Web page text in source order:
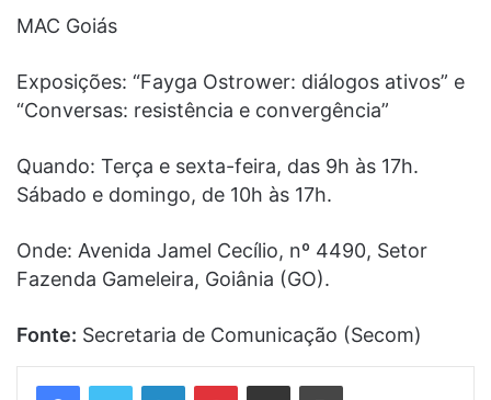
MAC Goiás
Exposições: “Fayga Ostrower: diálogos ativos” e
“Conversas: resistência e convergência”
Quando: Terça e sexta-feira, das 9h às 17h.
Sábado e domingo, de 10h às 17h.
Onde: Avenida Jamel Cecílio, nº 4490, Setor
Fazenda Gameleira, Goiânia (GO).
Fonte: Secretaria de Comunicação (Secom)
LinkedinPinterestCompartilhar via e-mail Imprimir